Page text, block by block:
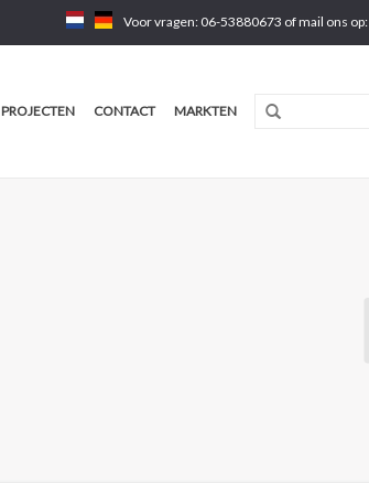
Voor vragen: 06-53880673 of mail ons op:
PROJECTEN CONTACT MARKTEN